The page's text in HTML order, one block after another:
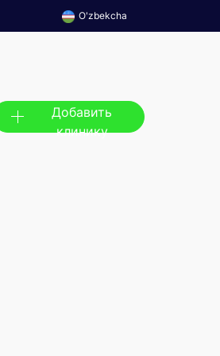
O'zbekcha
Добавить
клинику